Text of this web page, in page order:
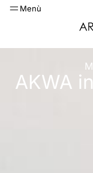
Menù
AKWA